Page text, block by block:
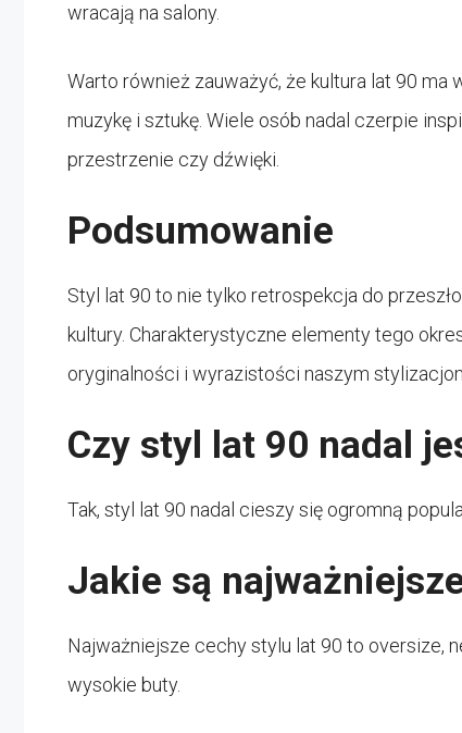
wracają na salony.
Warto również zauważyć, że kultura lat 90 ma
muzykę i sztukę. Wiele osób nadal czerpie
przestrzenie czy dźwięki.
Podsumowanie
Styl lat 90 to nie tylko retrospekcja do
kultury. Charakterystyczne elementy tego
oryginalności i wyrazistości naszym
Czy styl lat 90 nadal
Tak, styl lat 90 nadal cieszy się ogromną
Jakie są
Najważniejsze cechy stylu lat 90 to oversize,
wysokie buty.